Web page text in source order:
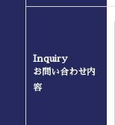
Inquiry
お問い合わせ内
容